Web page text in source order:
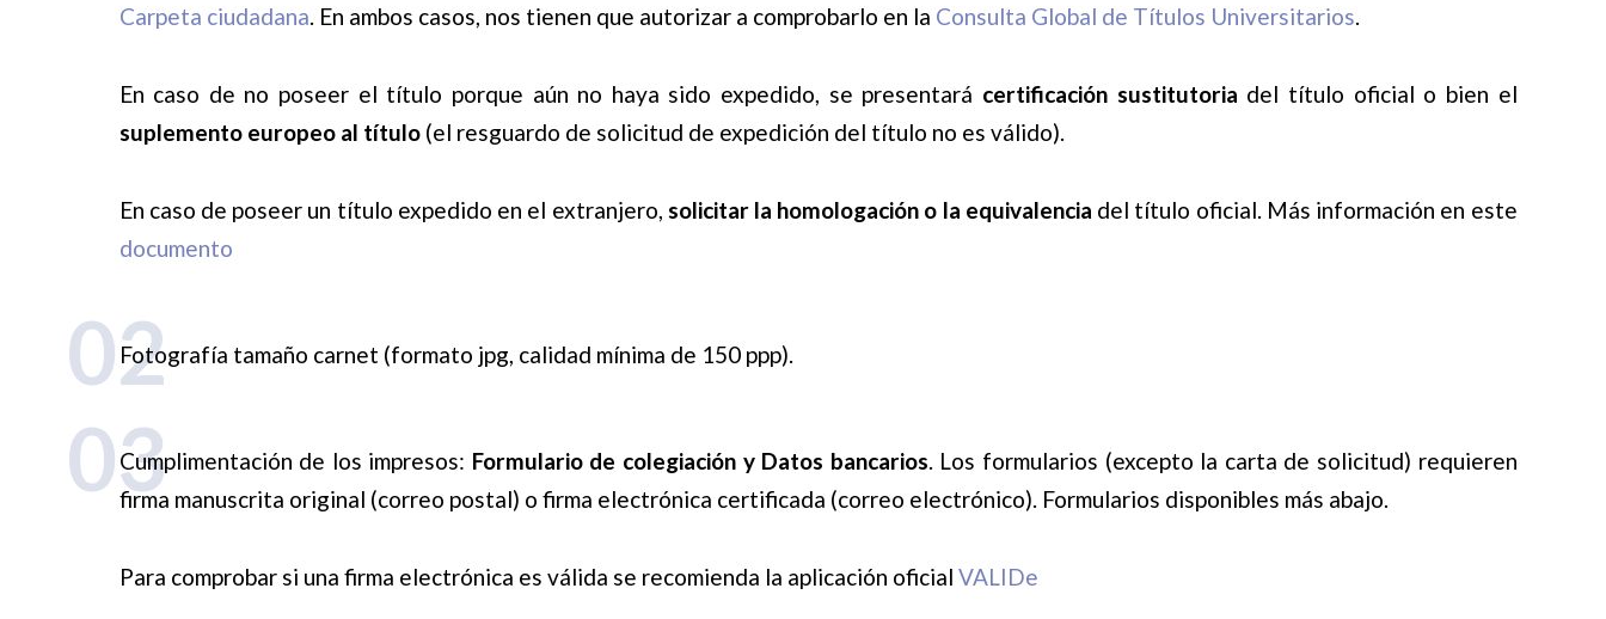
Carpeta ciudadana . En ambos casos, nos tienen que autorizar a comprobarlo en la Consulta Global de Títulos Universitarios
En caso de no poseer el título porque aún no haya sido expedido, se presentará certificación sustitutoria del título oficial o bien el
suplemento europeo al título(el resguardo de solicitud de expedición del título no es válido).
En caso de poseer un título expedido en el extranjero, solicitar la homologación o la equivalencia del título oficial. Más información en este
documento
Fotografía tamaño carnet (formato jpg, calidad mínima de 150 ppp).
02
Cumplimentación de los impresos: Formulario de colegiación y Datos bancarios . Los formularios (excepto la carta de solicitud) requieren
firma manuscrita original (correo postal) o firma electrónica certificada (correo electrónico). Formularios disponibles más abajo.
Para comprobar si una firma electrónica es válida se recomienda la aplicación oficial VALIDe
03